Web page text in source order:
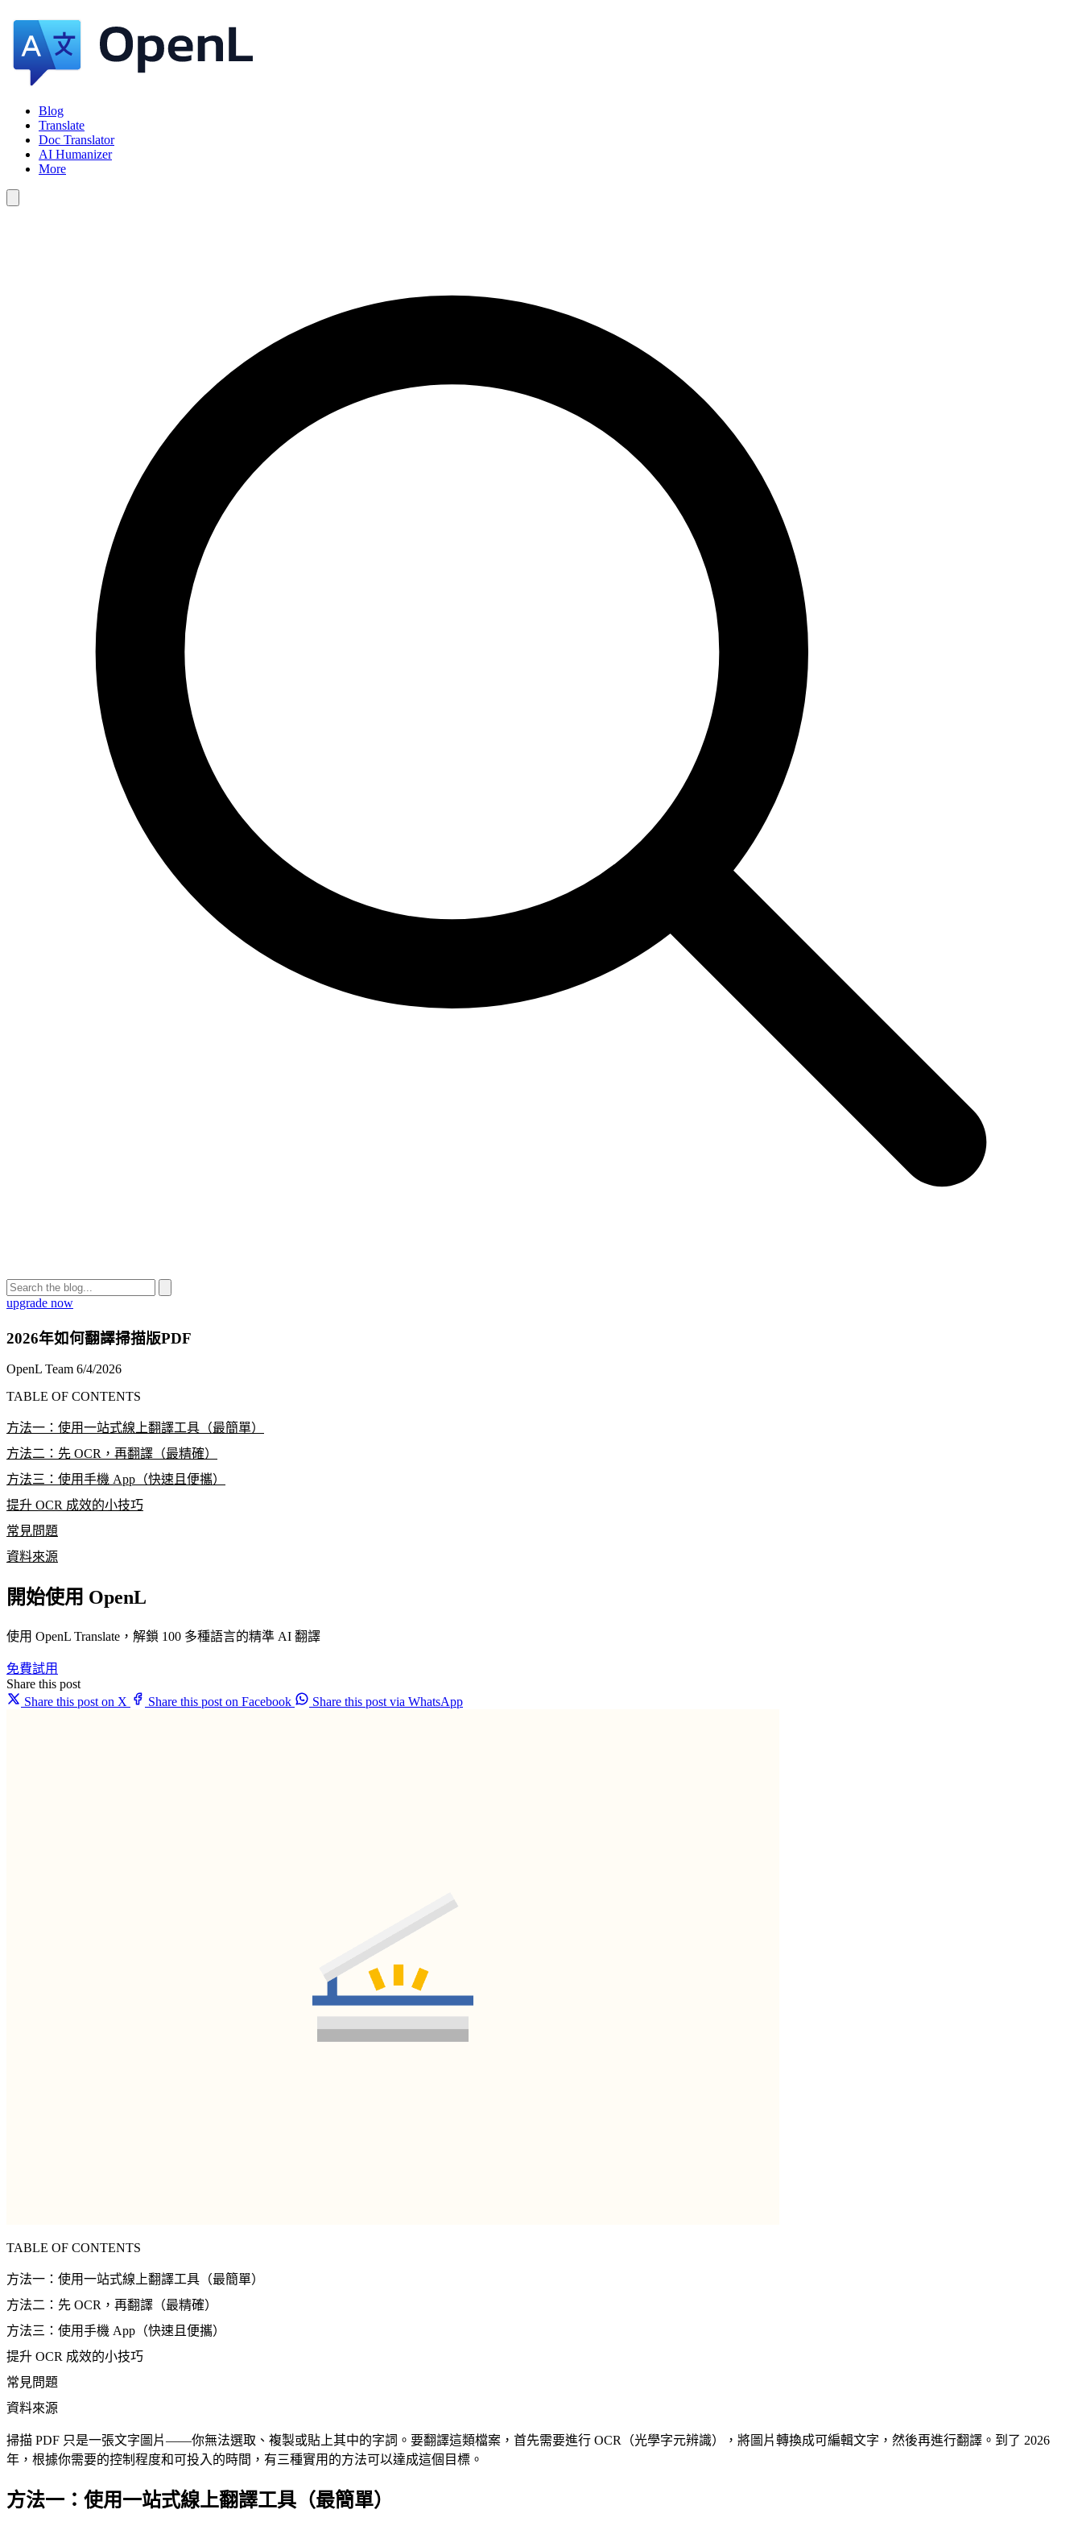
Blog
Translate
Doc Translator
AI Humanizer
More
upgrade now
2026年如何翻譯掃描版PDF
OpenL Team 6/4/2026
TABLE OF CONTENTS
方法一：使用一站式線上翻譯工具（最簡單）
方法二：先 OCR，再翻譯（最精確）
方法三：使用手機 App（快速且便攜）
提升 OCR 成效的小技巧
常見問題
資料來源
開始使用 OpenL
使用 OpenL Translate，解鎖 100 多種語言的精準 AI 翻譯
免費試用
Share this post
Share this post on X
Share this post on Facebook Share this post via WhatsApp
TABLE OF CONTENTS
方法一：使用一站式線上翻譯工具（最簡單）
方法二：先 OCR，再翻譯（最精確）
方法三：使用手機 App（快速且便攜）
提升 OCR 成效的小技巧
常見問題
資料來源
掃描 PDF 只是一張文字圖片——你無法選取、複製或貼上其中的字詞。要翻譯這類檔案，首先需要進行 OCR（光學字元辨識），將圖片轉換成可編輯文字，然後再進行翻譯。到了 2026
年，根據你需要的控制程度和可投入的時間，有三種實用的方法可以達成這個目標。
方法一：使用一站式線上翻譯工具（最簡單）